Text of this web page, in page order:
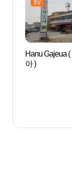
Hanu Gajeua
아 )